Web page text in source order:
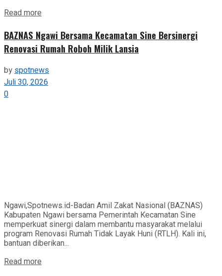
Read more
BAZNAS Ngawi Bersama Kecamatan Sine Bersinergi
Renovasi Rumah Roboh Milik Lansia
by spotnews
Juli 30, 2026
0
Ngawi,Spotnews.id-Badan Amil Zakat Nasional (BAZNAS)
Kabupaten Ngawi bersama Pemerintah Kecamatan Sine
memperkuat sinergi dalam membantu masyarakat melalui
program Renovasi Rumah Tidak Layak Huni (RTLH). Kali ini,
bantuan diberikan...
Read more